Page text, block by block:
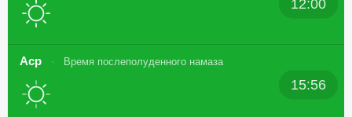
12:00
Аср Время послеполуденного намаза
15:56